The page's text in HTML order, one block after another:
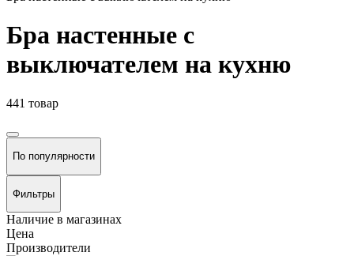
Бра настенные с
выключателем на кухню
441 товар
По популярности
Фильтры
Наличие в магазинах
Цена
Производители